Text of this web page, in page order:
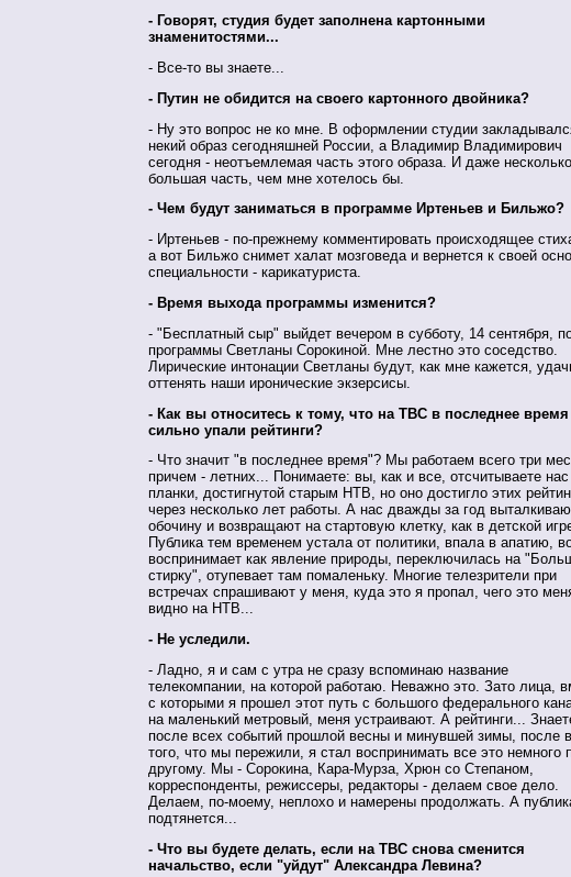
- Говорят, студия будет заполнена картонными
знаменитостями...
- Все-то вы знаете...
- Путин не обидится на своего картонного двойника?
- Ну это вопрос не ко мне. В оформлении студии
некий образ сегодняшней России, а Владимир Владимирович
сегодня - неотъемлемая часть этого образа. И даже несколько
большая часть, чем мне хотелось бы.
- Чем будут заниматься в программе Иртеньев и Бильжо?
- Иртеньев - по-прежнему комментировать происходящее
а вот Бильжо снимет халат мозговеда и вернется к своей
специальности - карикатуриста.
- Время выхода программы изменится?
- "Бесплатный сыр" выйдет вечером в субботу, 14 сентября,
программы Светланы Сорокиной. Мне лестно это соседство.
Лирические интонации Светланы будут, как мне кажется,
оттенять наши иронические экзерсисы.
- Как вы относитесь к тому, что на ТВС в последнее время
сильно упали рейтинги?
- Что значит "в последнее время"? Мы работаем всего три
причем - летних... Понимаете: вы, как и все, отсчитываете нас
планки, достигнутой старым НТВ, но оно достигло этих
через несколько лет работы. А нас дважды за год
обочину и возвращают на стартовую клетку, как в детской
Публика тем временем устала от политики, впала в апатию,
воспринимает как явление природы, переключилась на
стирку", отупевает там помаленьку. Многие телезрители при
встречах спрашивают у меня, куда это я пропал, чего это
видно на НТВ...
- Не уследили.
- Ладно, я и сам с утра не сразу вспоминаю название
телекомпании, на которой работаю. Неважно это. Зато лица,
с которыми я прошел этот путь с большого федерального
на маленький метровый, меня устраивают. А рейтинги...
после всех событий прошлой весны и минувшей зимы, после
того, что мы пережили, я стал воспринимать все это немного
другому. Мы - Сорокина, Кара-Мурза, Хрюн со Степаном,
корреспонденты, режиссеры, редакторы - делаем свое дело.
Делаем, по-моему, неплохо и намерены продолжать. А
подтянется...
- Что вы будете делать, если на ТВС снова сменится
начальство, если "уйдут" Александра Левина?